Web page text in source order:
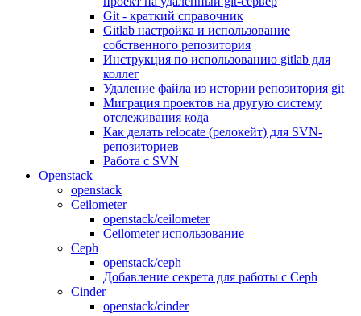
Git - краткий справочник
Gitlab настройка и использование
собственного репозитория
Инструкция по использованию gitlab для
коллег
Удаление файла из истории репозитория git
Миграция проектов на другую систему
отслеживания кода
Как делать relocate (релокейт) для SVN-
репозиториев
Работа с SVN
Openstack
openstack
Ceilometer
openstack/ceilometer
Ceilometer использование
Ceph
openstack/ceph
Добавление секрета для работы с Ceph
Cinder
openstack/cinder